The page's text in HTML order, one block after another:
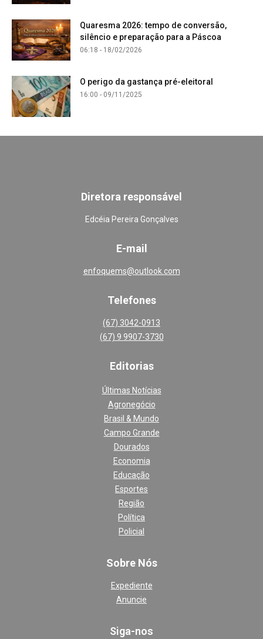
Quaresma 2026: tempo de conversão,
silêncio e preparação para a Páscoa
06:18 - 18/02/2026
O perigo da gastança pré-eleitoral
16:00 - 09/11/2025
Diretora responsável
Edcéia Pereira Gonçalves
E-mail
enfoquems@outlook.com
Telefones
(67) 3042-0913
(67) 9 9907-3730
Editorias
Últimas Notícias
Agronegócio
Brasil & Mundo
Campo Grande
Dourados
Economia
Educação
Esportes
Região
Política
Policial
Sobre Nós
Expediente
Anuncie
Siga-nos